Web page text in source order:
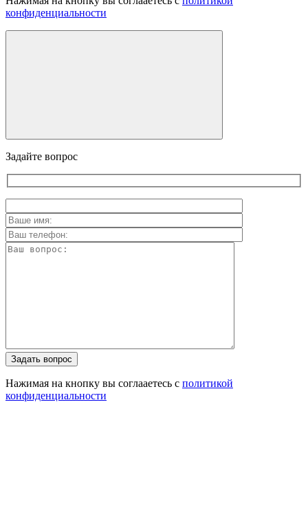
конфиденциальности
Задайте вопрос
Задать вопрос
Нажимая на кнопку вы соглааетесь с политикой
конфиденциальности